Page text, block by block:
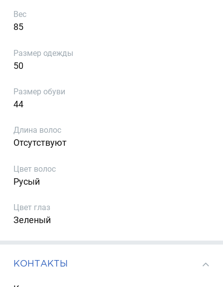
Вес
85
Размер одежды
50
Размер обуви
44
Длина волос
Отсутствуют
Цвет волос
Русый
Цвет глаз
Зеленый
КОНТАКТЫ